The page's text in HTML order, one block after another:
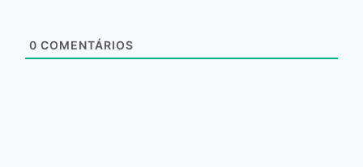
0 COMENTÁRIOS